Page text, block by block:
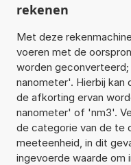
rekenen
Met deze
voeren met de
worden
nanometer'. Hierbij kan
de afkorting ervan
nanometer' of 'nm3'.
de categorie van de te
meeteenheid, in dit
ingevoerde waarde om